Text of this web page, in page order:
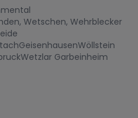
Wetschen, Wehrblecker
GeisenhausenWöllstein
Wetzlar Garbeinheim